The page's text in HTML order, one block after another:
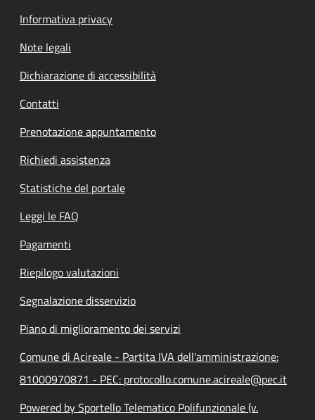
Informativa privacy
Note legali
Dichiarazione di accessibilità
Contatti
Prenotazione appuntamento
Richiedi assistenza
Statistiche del portale
Leggi le FAQ
Pagamenti
Riepilogo valutazioni
Segnalazione disservizio
Piano di miglioramento dei servizi
Comune di Acireale - Partita IVA dell'amministrazione:
81000970871 - PEC: protocollo.comune.acireale@pec.it
Powered by Sportello Telematico Polifunzionale (v.